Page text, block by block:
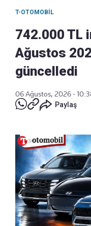
T-OTOMOBIL
742.000 TL
Ağustos
güncelledi
06 Ağustos, 2026 -
Paylaş